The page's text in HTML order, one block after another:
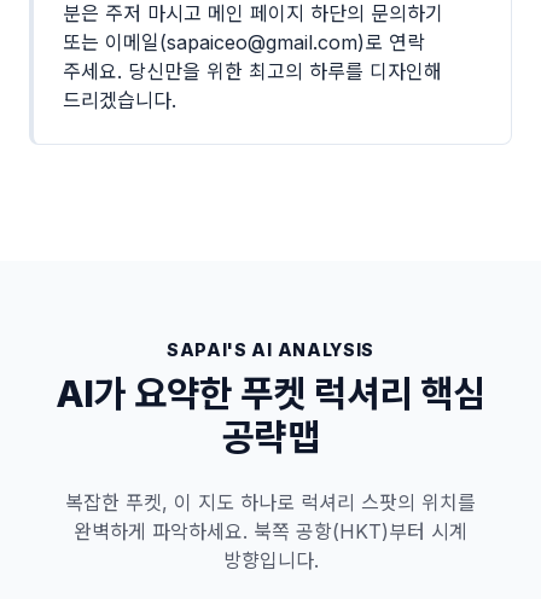
분은 주저 마시고 메인 페이지 하단의 문의하기
또는 이메일(sapaiceo@gmail.com)로 연락
주세요. 당신만을 위한 최고의 하루를 디자인해
드리겠습니다.
SAPAI'S AI ANALYSIS
AI가 요약한 푸켓 럭셔리 핵심
공략맵
복잡한 푸켓, 이 지도 하나로 럭셔리 스팟의 위치를
완벽하게 파악하세요. 북쪽 공항(HKT)부터 시계
방향입니다.